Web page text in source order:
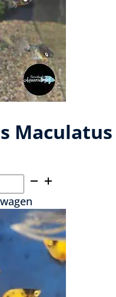
optie
kan
gekozen
worden
op
de
productpagina